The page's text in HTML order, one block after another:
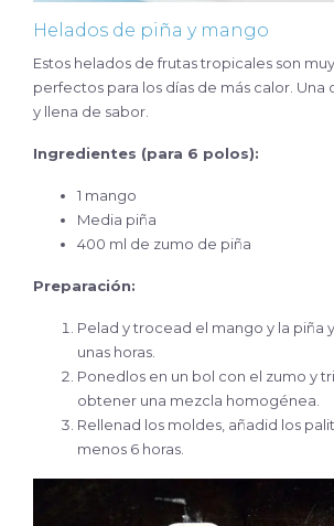
Helados de piña y mango
Estos helados de frutas tropicales son
perfectos para los días de más calor. Una
y llena de sabor.
Ingredientes (para 6 polos):
1 mango
Media piña
400 ml de zumo de piña
Preparación:
Pelad y trocead el mango y la piña
unas horas.
Ponedlos en un bol con el zumo y
obtener una mezcla homogénea.
Rellenad los moldes, añadid los
menos 6 horas.